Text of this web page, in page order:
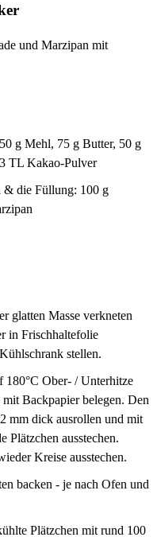
und Marzipan mit
g Mehl, 75 g Butter, 50 g
TL Kakao-Pulver
& die Füllung: 100 g
glatten Masse verkneten
in Frischhaltefolie
stellen.
180°C Ober- / Unterhitze
Backpapier belegen. Den
mm dick ausrollen und mit
Plätzchen ausstechen.
Kreise ausstechen.
backen - je nach Ofen und
Plätzchen mit rund 100